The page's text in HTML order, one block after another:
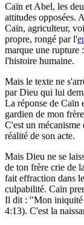
Caïn et Abel, les
attitudes opposées.
Caïn, agriculteur,
propre, rongé par l'
marque une rupture
l'histoire humaine.
Mais le texte ne
par Dieu qui lui
La réponse de Caïn
gardien de mon
C'est un mécanisme
réalité de son acte.
Mais Dieu ne se
de ton frère crie de
fait effraction dans
culpabilité. Caïn
Il dit : "Mon iniquité
4:13). C'est la